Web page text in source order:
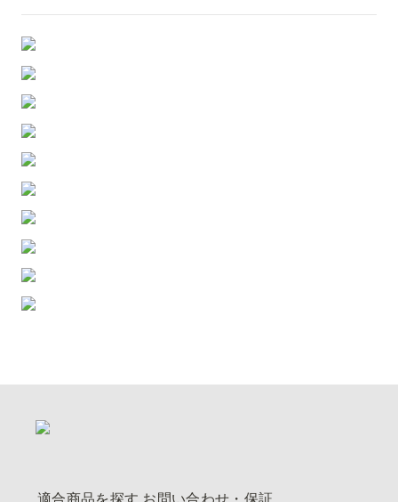
適合商品を探す お問い合わせ・保証